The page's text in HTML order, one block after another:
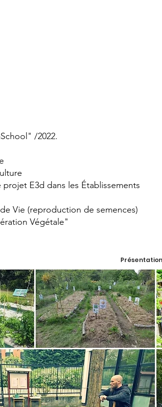
/2022.
E3d dans les Établissements
Vie (reproduction de semences)
Végétale"